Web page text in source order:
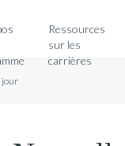
Ressources
sur les
carrières
jour